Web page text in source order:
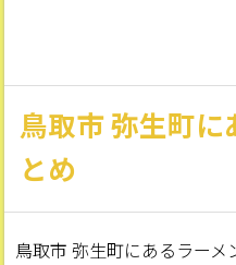
鳥取市 弥生町に
とめ
鳥取市 弥生町にあるラー